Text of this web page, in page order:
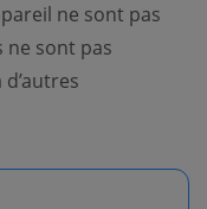
ne sont pas
ne sont pas